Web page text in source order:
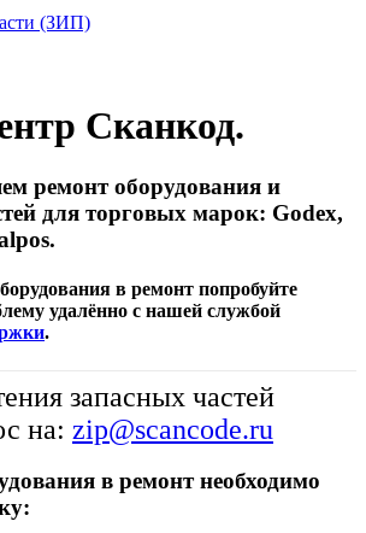
(ЗИП)
Сканкод.
ремонт оборудования и
для торговых марок: Godex,
в ремонт попробуйте
удалённо с нашей службой
.
запасных частей
на: zip@scancode.ru
в ремонт необходимо